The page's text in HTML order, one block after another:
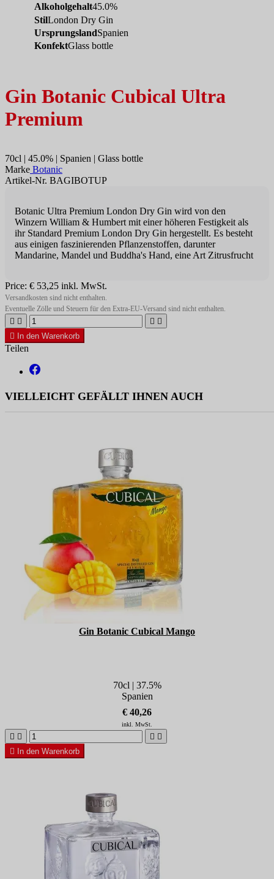
Alkoholgehalt45.0%
StilLondon Dry Gin
UrsprungslandSpanien
KonfektGlass bottle
Gin Botanic Cubical Ultra
Premium
70cl | 45.0% | Spanien | Glass bottle
Marke Botanic
Artikel-Nr. BAGIBOTUP
Botanic Ultra Premium London Dry Gin wird von den
Winzern William & Humbert mit einer höheren Festigkeit als
ihr Standard Premium London Dry Gin hergestellt. Es besteht
aus einigen faszinierenden Pflanzenstoffen, darunter
Mandarine, Mandel und Buddha's Hand, eine Art Zitrusfrucht
Price: € 53,25 inkl. MwSt.
Versandkosten sind nicht enthalten.
Eventuelle Zölle und Steuern für den Extra-EU-Versand sind nicht enthalten.
   

In den Warenkorb
Teilen
VIELLEICHT GEFÄLLT IHNEN AUCH
Gin Botanic Cubical Mango
70cl | 37.5%
Spanien
€ 40,26
inkl. MwSt.
   

In den Warenkorb